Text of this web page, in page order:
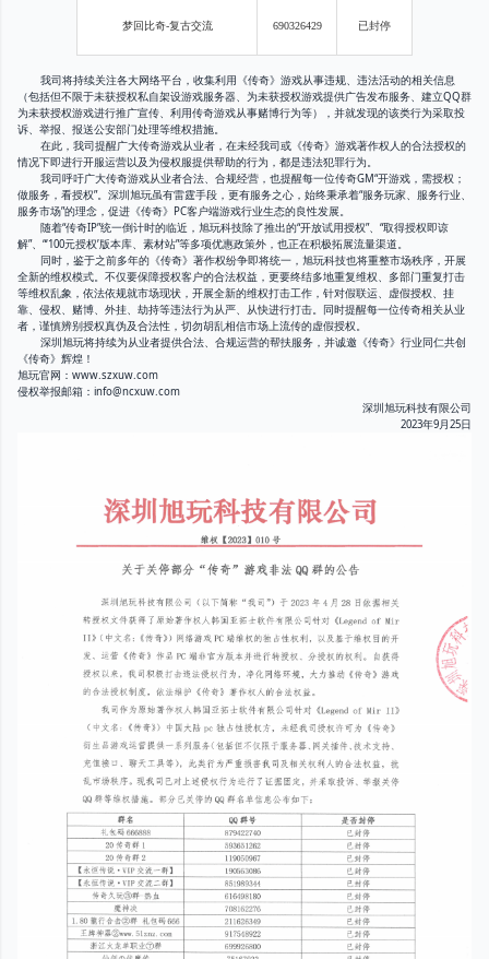
梦回比奇-复古交流 690326429 已封停
我司将持续关注各大网络平台，收集利用《传奇》游戏从事违规、违法活动的相关信息
（包括但不限于未获授权私自架设游戏服务器、为未获授权游戏提供广告发布服务、建立QQ群
为未获授权游戏进行推广宣传、利用传奇游戏从事赌博行为等），并就发现的该类行为采取投
诉、举报、报送公安部门处理等维权措施。
在此，我司提醒广大传奇游戏从业者，在未经我司或《传奇》游戏著作权人的合法授权的
情况下即进行开服运营以及为侵权服提供帮助的行为，都是违法犯罪行为。
我司呼吁广大传奇游戏从业者合法、合规经营，也提醒每一位传奇GM“开游戏，需授权；
做服务，看授权”。深圳旭玩虽有雷霆手段，更有服务之心，始终秉承着“服务玩家、服务行业、
服务市场”的理念，促进《传奇》PC客户端游戏行业生态的良性发展。
随着“传奇IP”统一倒计时的临近，旭玩科技除了推出的“开放试用授权”、“取得授权即谅
解”、“‘100元授权’版本库、素材站”等多项优惠政策外，也正在积极拓展流量渠道。
同时，鉴于之前多年的《传奇》著作权纷争即将统一，旭玩科技也将重整市场秩序，开展
全新的维权模式。不仅要保障授权客户的合法权益，更要终结多地重复维权、多部门重复打击
等维权乱象，依法依规就市场现状，开展全新的维权打击工作，针对假联运、虚假授权、挂
靠、侵权、赌博、外挂、劫持等违法行为从严、从快进行打击。同时提醒每一位传奇相关从业
者，谨慎辨别授权真伪及合法性，切勿胡乱相信市场上流传的虚假授权。
深圳旭玩将持续为从业者提供合法、合规运营的帮扶服务，并诚邀《传奇》行业同仁共创
《传奇》辉煌！
旭玩官网：www.szxuw.com
侵权举报邮箱：info@ncxuw.com
深圳旭玩科技有限公司
2023年9月25日